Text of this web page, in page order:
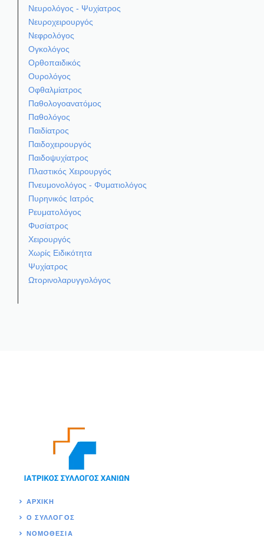
Νευρολόγος - Ψυχίατρος
Νευροχειρουργός
Νεφρολόγος
Ογκολόγος
Ορθοπαιδικός
Ουρολόγος
Οφθαλμίατρος
Παθολογοανατόμος
Παθολόγος
Παιδίατρος
Παιδοχειρουργός
Παιδοψυχίατρος
Πλαστικός Χειρουργός
Πνευμονολόγος - Φυματιολόγος
Πυρηνικός Ιατρός
Ρευματολόγος
Φυσίατρος
Χειρουργός
Χωρίς Ειδικότητα
Ψυχίατρος
Ωτορινολαρυγγολόγος
ΑΡΧΙΚΉ
Ο ΣΥΛΛΟΓΟΣ
ΝΟΜΟΘΕΣΊΑ